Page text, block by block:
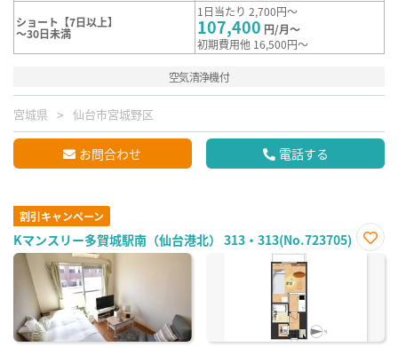
ショート【7日以上】
～30日未満
1日当たり 2,700円～
107,400 円/月～
初期費用他 16,500円～
空気清浄機付
宮城県 仙台市宮城野区
お問合わせ 電話する
割引キャンペーン
Kマンスリー多賀城駅南（仙台港北） 313・313(No.723705)
お気